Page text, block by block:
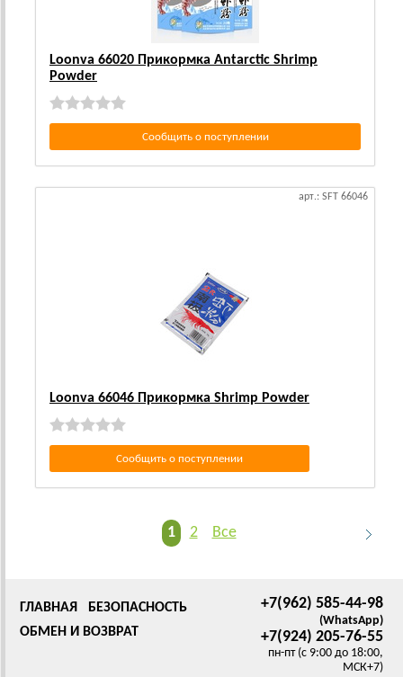
Loonva 66020 Прикормка Antarctic Shrimp
Powder
Сообщить о поступлении
арт.: SFT 66046
Loonva 66046 Прикормка Shrimp Powder
Сообщить о поступлении
1 2 Все
+7(962) 585-44-98
(WhatsApp)
+7(924) 205-76-55
пн-пт (с 9:00 до 18:00,
МСК+7)
ГЛАВНАЯ
БЕЗОПАСНОСТЬ
ОБМЕН И ВОЗВРАТ